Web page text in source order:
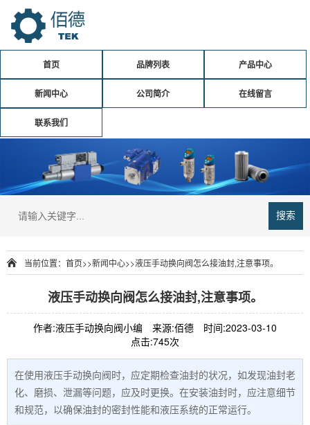
首页 品牌列表 产品中心
新闻中心 公司简介 在线留言
联系我们
搜索
当前位置： 首页>>新闻中心>>液压手动换向阀怎么接油封,注意事项。
液压手动换向阀怎么接油封,注意事项。
作者:液压手动换向阀小编 来源:佰德
时间:2023-03-10
点击:745次
在使用液压手动换向阀时，应定期检查油封的状况，如发现油封老
化、磨损、泄漏等问题，应及时更换。在安装油封时，应注意细节
和规范，以确保油封的密封性能和液压系统的正常运行。